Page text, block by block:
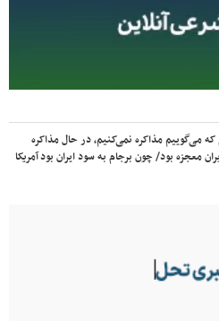
می‌گوییم مذاکره نمی‌کنیم، در حال مذاکره
معجزه بود/ چون برجام به سود ایران بود آمریکا